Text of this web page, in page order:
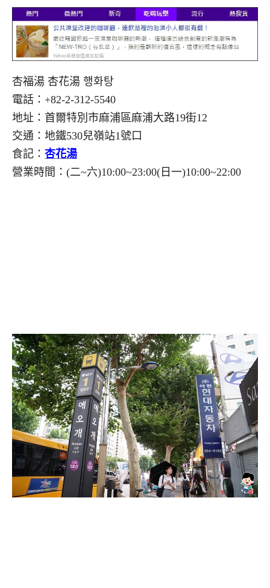
杏福湯 杏花湯 행화탕
電話：+82-2-312-5540
地址：首爾特別市麻浦區麻浦大路19街12
交通：地鐵530兒嶺站1號口
食記： 杏花湯
營業時間：(二~六)10:00~23:00(日一)10:00~22:00